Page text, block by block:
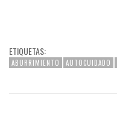
ETIQUETAS:
ABURRIMIENTO AUTOCUIDADO